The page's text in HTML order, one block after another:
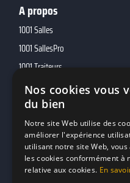
A propos
1001 Salles
1001 SallesPro
1001 Traiteurs
1001 DJ
10h01
MP2
Contacts
marketing@reserverunbar.fr
Nos cookies vous
du bien
Notre site Web utilise des
améliorer l'expérience
utilisant notre site Web,
les cookies conformément à
relative aux cookies. En